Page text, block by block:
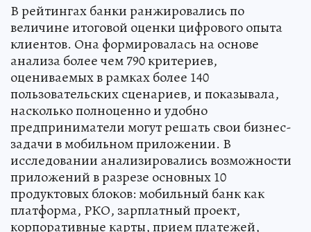
В рейтингах банки ранжировались по
величине итоговой оценки цифрового опыта
клиентов. Она формировалась на основе
анализа более чем 790 критериев,
оцениваемых в рамках более 140
пользовательских сценариев, и показывала,
насколько полноценно и удобно
предприниматели могут решать свои бизнес-
задачи в мобильном приложении. В
исследовании анализировались возможности
приложений в разрезе основных 10
продуктовых блоков: мобильный банк как
платформа, РКО, зарплатный проект,
корпоративные карты, прием платежей,